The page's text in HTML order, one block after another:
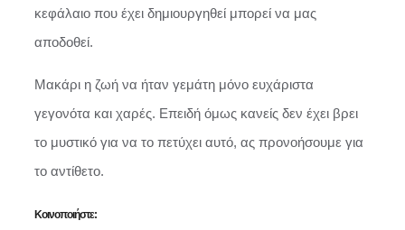
κεφάλαιο που έχει δημιουργηθεί μπορεί να μας
αποδοθεί.
Μακάρι η ζωή να ήταν γεμάτη μόνο ευχάριστα
γεγονότα και χαρές. Επειδή όμως κανείς δεν έχει βρει
το μυστικό για να το πετύχει αυτό, ας προνοήσουμε για
το αντίθετο.
Κοινοποιήστε: